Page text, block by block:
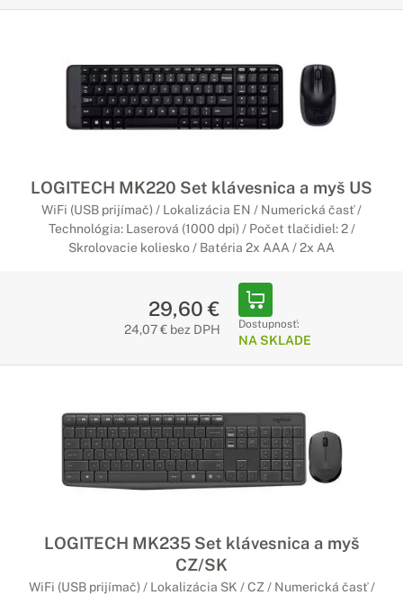
LOGITECH MK220 Set klávesnica a myš US
WiFi (USB prijímač) / Lokalizácia EN / Numerická časť /
Technológia: Laserová (1000 dpi) / Počet tlačidiel: 2 /
Skrolovacie koliesko / Batéria 2x AAA / 2x AA
29,60 €
24,07 € bez DPH Dostupnosť:
NA SKLADE
LOGITECH MK235 Set klávesnica a myš
CZ/SK
WiFi (USB prijímač) / Lokalizácia SK / CZ / Numerická časť /